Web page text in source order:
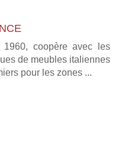
coopère avec les
de meubles italiennes
pour les zones ...